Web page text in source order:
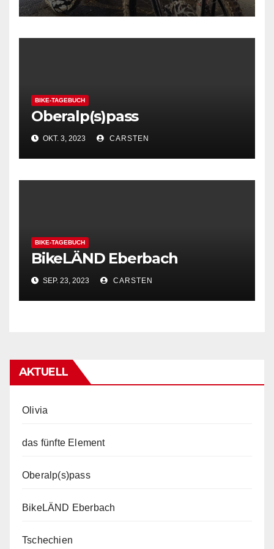
BIKE-TAGEBUCH
Oberalp(s)pass
OKT. 3, 2023 CARSTEN
BIKE-TAGEBUCH
BikeLÄND Eberbach
SEP. 23, 2023 CARSTEN
AKTUELL
Olivia
das fünfte Element
Oberalp(s)pass
BikeLÄND Eberbach
Tschechien